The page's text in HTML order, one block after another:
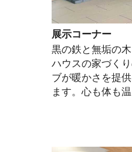
展示コーナー
黒の鉄と無垢の
ハウスの家づく
ブが暖かさを提
ます。心も体も